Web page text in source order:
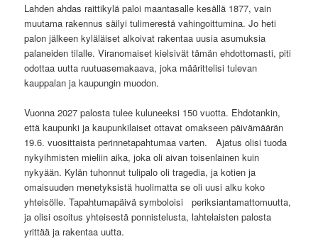
Lahden ahdas raittikylä paloi maantasalle kesällä 1877, vain
muutama rakennus säilyi tulimerestä vahingoittumina. Jo heti
palon jälkeen kyläläiset alkoivat rakentaa uusia asumuksia
palaneiden tilalle. Viranomaiset kielsivät tämän ehdottomasti, piti
odottaa uutta ruutuasemakaava, joka määrittelisi tulevan
kauppalan ja kaupungin muodon.
Vuonna 2027 palosta tulee kuluneeksi 150 vuotta. Ehdotankin,
että kaupunki ja kaupunkilaiset ottavat omakseen päivämäärän
19.6. vuosittaista perinnetapahtumaa varten. Ajatus olisi tuoda
nykyihmisten mieliin aika, joka oli aivan toisenlainen kuin
nykyään. Kylän tuhonnut tulipalo oli tragedia, ja kotien ja
omaisuuden menetyksistä huolimatta se oli uusi alku koko
yhteisölle. Tapahtumapäivä symboloisi periksiantamattomuutta,
ja olisi osoitus yhteisestä ponnistelusta, lahtelaisten palosta
yrittää ja rakentaa uutta.